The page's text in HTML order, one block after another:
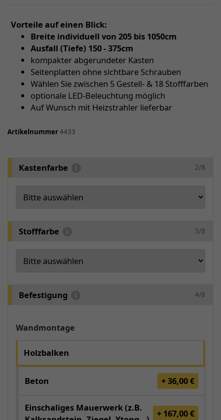
Vorteile auf einen Blick:
Breite individuell von 205 bis 1050cm
Ausfall (Tiefe) 150 - 375cm
kompakter abgerundeter Kasten
Seitenplatten ohne sichtbare Schrauben
Wählen Sie zwischen 5 Gestell- & 18 Stofffarben
optionale LED-Beleuchtung möglich
Auf Wunsch mit Heizstrahler lieferbar
Artikelnummer4433
Kastenfarbe 2/8
Stofffarbe 3/8
Befestigung 4/8
Wandmontage
Holzbalken
Beton + 36,00 €
Einschaliges Mauerwerk (z.B.
+ 167,00 €